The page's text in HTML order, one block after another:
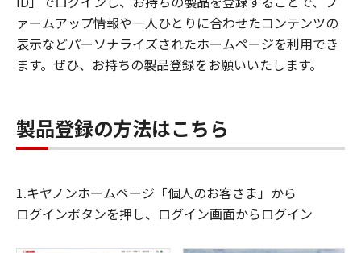
ァームアップ情報や一人ひとりに合わせたコンテンツの
表示などパーソナライズされたホームページを利用でき
ます。ぜひ、お持ちの製品登録をお願いいたします。
製品登録の方法はこちら
1.キヤノンホームページ「個人のお客さま」から
ログインボタンを押し、ログイン画面からログイン